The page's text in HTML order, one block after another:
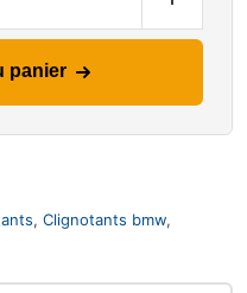
panier
, Clignotants bmw,